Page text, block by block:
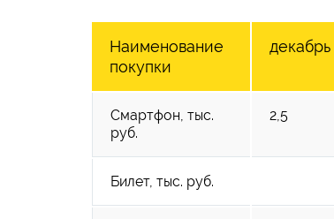
Наименование
покупки
декабрь
Смартфон, тыс.
руб.
2,5
Билет, тыс. руб.